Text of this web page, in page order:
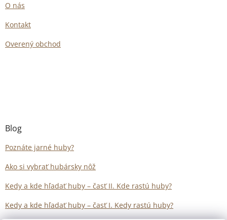
O nás
Kontakt
Overený obchod
Blog
Poznáte jarné huby?
Ako si vybrať hubársky nôž
Kedy a kde hľadať huby – časť II. Kde rastú huby?
Kedy a kde hľadať huby – časť I. Kedy rastú huby?